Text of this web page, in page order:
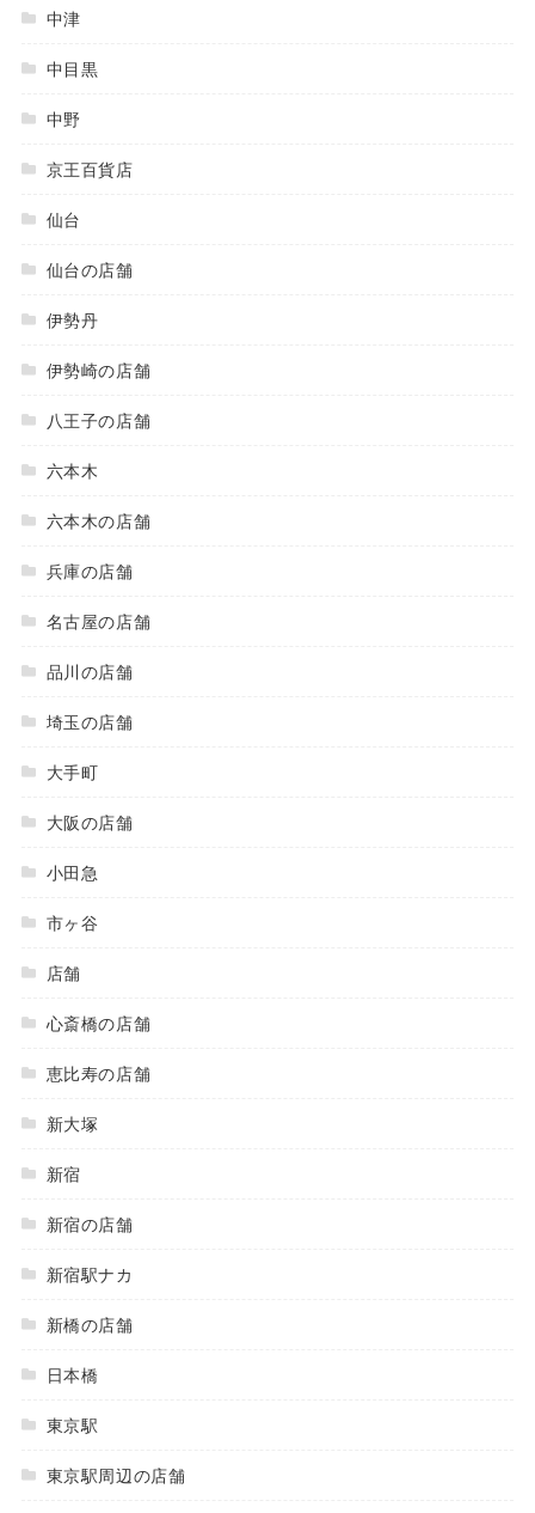
中津
中目黒
中野
京王百貨店
仙台
仙台の店舗
伊勢丹
伊勢崎の店舗
八王子の店舗
六本木
六本木の店舗
兵庫の店舗
名古屋の店舗
品川の店舗
埼玉の店舗
大手町
大阪の店舗
小田急
市ヶ谷
店舗
心斎橋の店舗
恵比寿の店舗
新大塚
新宿
新宿の店舗
新宿駅ナカ
新橋の店舗
日本橋
東京駅
東京駅周辺の店舗